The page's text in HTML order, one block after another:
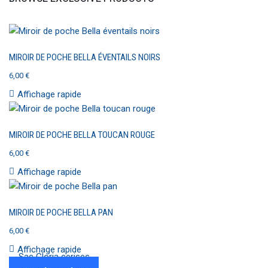
MIROIR DE POCHE BELLA ÉVENTAILS NOIRS
6,00 €
Affichage rapide
MIROIR DE POCHE BELLA TOUCAN ROUGE
6,00 €
Affichage rapide
MIROIR DE POCHE BELLA PAN
6,00 €
Affichage rapide